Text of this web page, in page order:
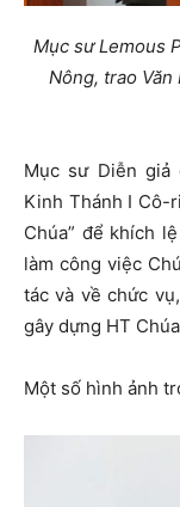
Mục sư Lemous
Nông, trao
Mục sư Diễn giả
Kinh Thánh I Cô-
Chúa” để khích
làm công việc
tác và về chức
gây dựng HT
Một số hình ảnh